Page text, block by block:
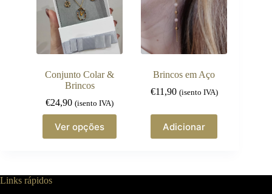
may
be
chosen
on
the
page
Conjunto Colar &
Brincos
€24,90 (isento IVA)
Ver opções
product
has
The
Brincos em Aço
€11,90 (isento IVA)
Adicionar
Links rápidos